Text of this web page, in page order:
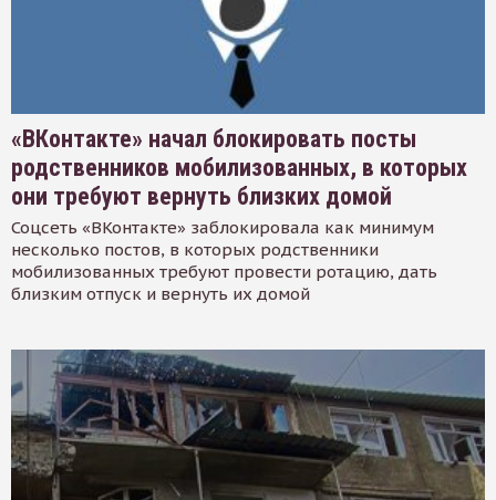
«ВКонтакте» начал блокировать посты
родственников мобилизованных, в которых
они требуют вернуть близких домой
Соцсеть «ВКонтакте» заблокировала как минимум
несколько постов, в которых родственники
мобилизованных требуют провести ротацию, дать
близким отпуск и вернуть их домой